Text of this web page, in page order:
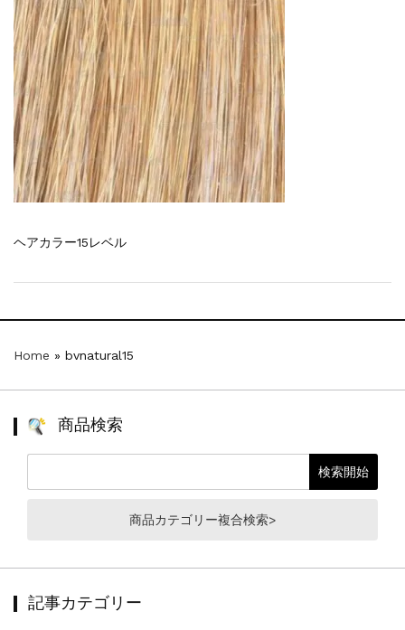
一部ヘアカラーチャートのお値引きを行いま...
新着情報
2026.7.1
2026年度夏季・シルバーウィーク休業の...
新着情報
2025.3.11
【新商品】厚口ヘアカラーチャートA4サイ...
新着情報
2024.7.2
9月24日頃よりオンラインショップの送料...
新着情報
2024.4.10
在庫処分セールのお知らせ【なくなり次第終...
新着情報
2024.4.9
ヘアカラー15レベル
Home » bvnatural15
商品検索
商品カテゴリー複合検索>
記事カテゴリー